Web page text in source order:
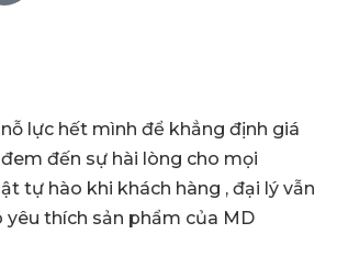
lực hết mình để khẳng định giá
đến sự hài lòng cho mọi
tự hào khi khách hàng , đại lý vẫn
thích sản phẩm của MD